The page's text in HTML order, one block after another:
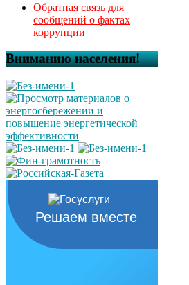
Обратная связь для
сообщений о фактах
коррупции
Вниманию населения!
Решаем вместе